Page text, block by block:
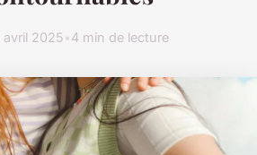
avril 2025•4 min de lecture